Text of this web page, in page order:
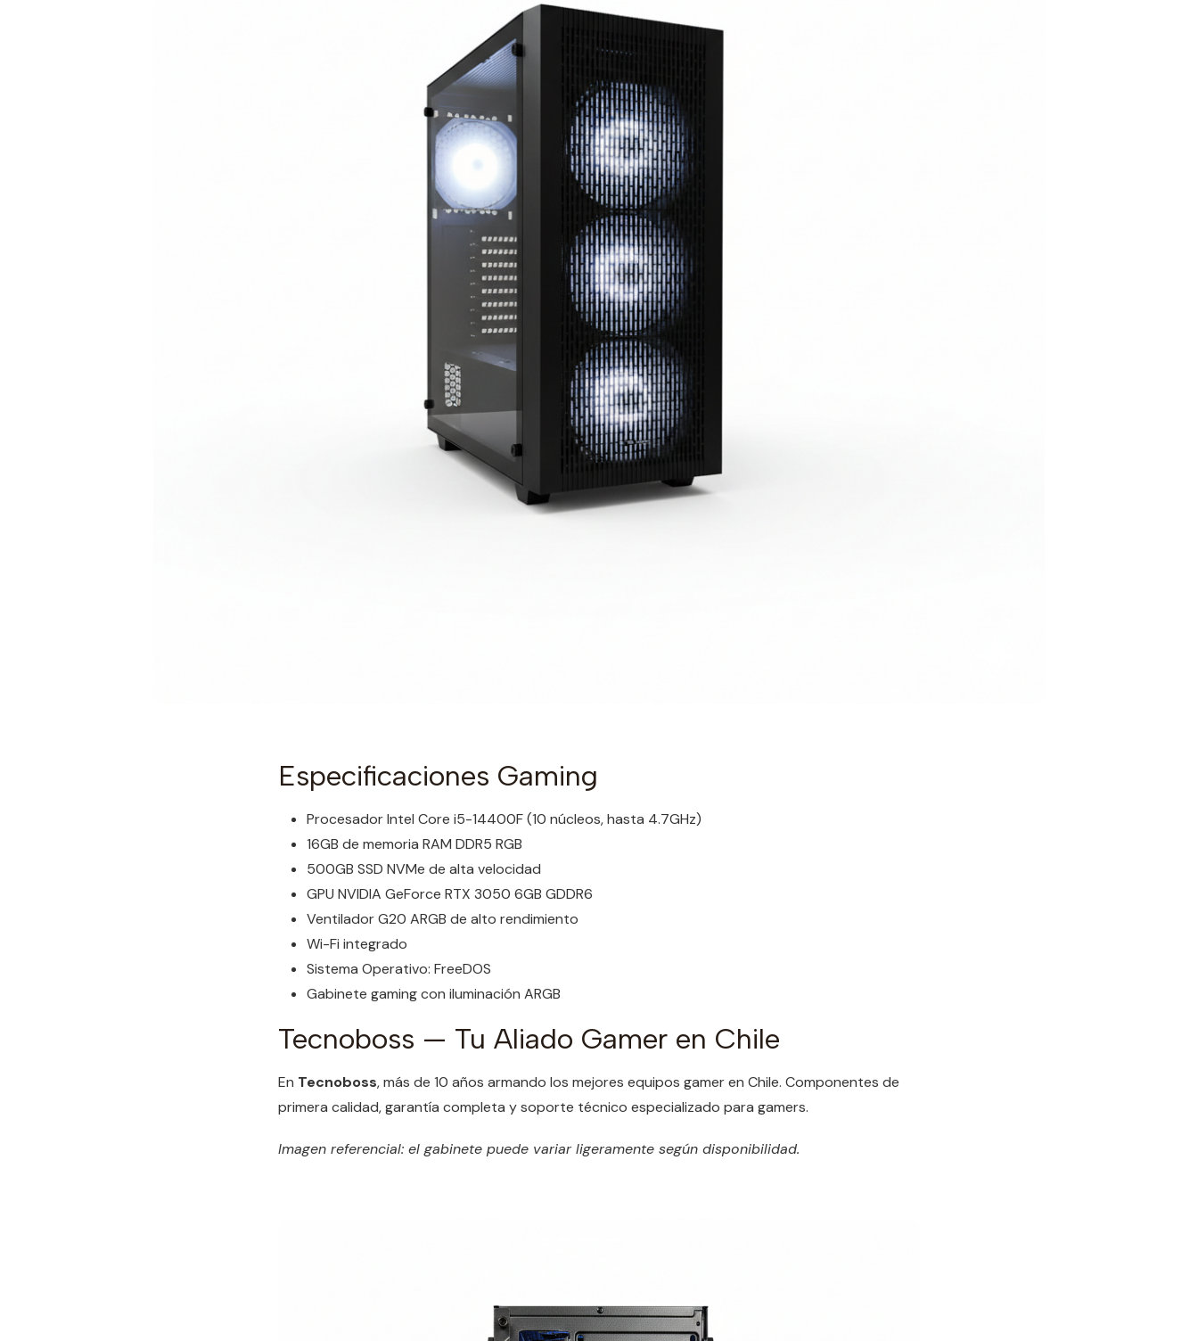
Especificaciones Gaming
Procesador Intel Core i5-14400F (10 núcleos, hasta 4.7GHz)
16GB de memoria RAM DDR5 RGB
500GB SSD NVMe de alta velocidad
GPU NVIDIA GeForce RTX 3050 6GB GDDR6
Ventilador G20 ARGB de alto rendimiento
Wi-Fi integrado
Sistema Operativo: FreeDOS
Gabinete gaming con iluminación ARGB
Tecnoboss — Tu Aliado Gamer en Chile
En Tecnoboss, más de 10 años armando los mejores equipos gamer en Chile. Componentes de
primera calidad, garantía completa y soporte técnico especializado para gamers.
Imagen referencial: el gabinete puede variar ligeramente según disponibilidad.